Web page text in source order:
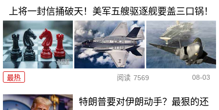
上将一封信捅破天！美军五艘驱逐舰要盖三口锅！
最热 阅读 7569 08-03
特朗普要对伊朗动手？最狠的还